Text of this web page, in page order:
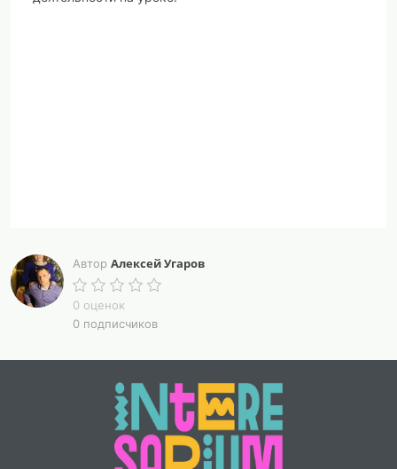
Автор Алексей Угаров
0 оценок
0 подписчиков